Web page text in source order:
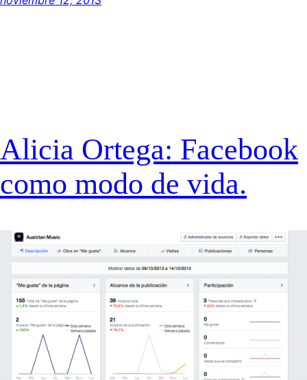
Alicia Ortega: Facebook
como modo de vida.